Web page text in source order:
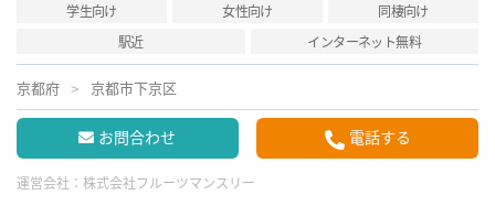
学生向け 女性向け
同棲向け
駅近
インターネット無料
京都府 京都市下京区
お問合わせ 電話する
運営会社： 株式会社フルーツマンスリー